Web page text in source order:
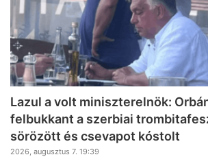
Lazul a volt miniszterelnök:
felbukkant a szerbiai
sörözött és csevapot kóstolt
2026, augusztus 7. 19:39